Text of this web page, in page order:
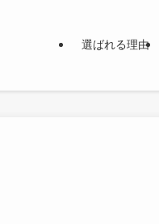
選ばれる理由